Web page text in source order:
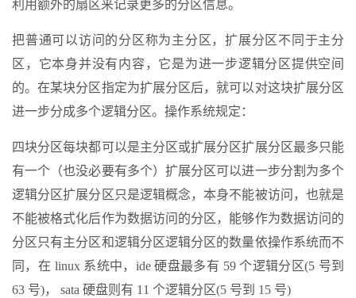
利用额外的扇区来记录更多的分区信息。
把普通可以访问的分区称为主分区，扩展分区不同于主分
区，它本身并没有内容，它是为进一步逻辑分区提供空间
的。在某块分区指定为扩展分区后，就可以对这块扩展分区
进一步分成多个逻辑分区。操作系统规定：
四块分区每块都可以是主分区或扩展分区扩展分区最多只能
有一个（也没必要有多个）扩展分区可以进一步分割为多个
逻辑分区扩展分区只是逻辑概念，本身不能被访问，也就是
不能被格式化后作为数据访问的分区，能够作为数据访问的
分区只有主分区和逻辑分区逻辑分区的数量依操作系统而不
同，在 linux 系统中，ide 硬盘最多有 59 个逻辑分区(5 号到
63 号)， sata 硬盘则有 11 个逻辑分区(5 号到 15 号)